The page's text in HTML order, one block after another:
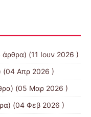
άρθρα) (11 Ιουν 2026 )
(04 Απρ 2026 )
(05 Μαρ 2026 )
(04 Φεβ 2026 )